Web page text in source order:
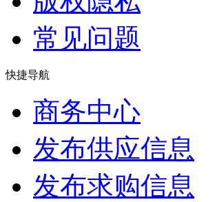
常见问题
快捷导航
商务中心
发布供应信息
发布求购信息